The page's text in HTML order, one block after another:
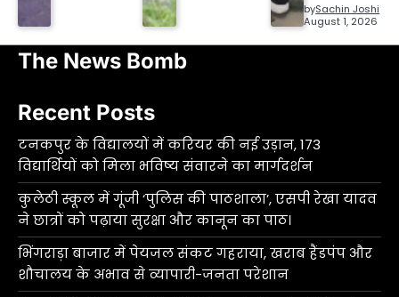
bySachin Joshi
August 1, 2026
The News Bomb
Recent Posts
टनकपुर के विद्यालयों में करियर की नई उड़ान, 173
विद्यार्थियों को मिला भविष्य संवारने का मार्गदर्शन
कुलेठी स्कूल में गूंजी ‘पुलिस की पाठशाला’, एसपी रेखा यादव
ने छात्रों को पढ़ाया सुरक्षा और कानून का पाठ।
भिंगराड़ा बाजार में पेयजल संकट गहराया, खराब हैंडपंप और
शौचालय के अभाव से व्यापारी-जनता परेशान